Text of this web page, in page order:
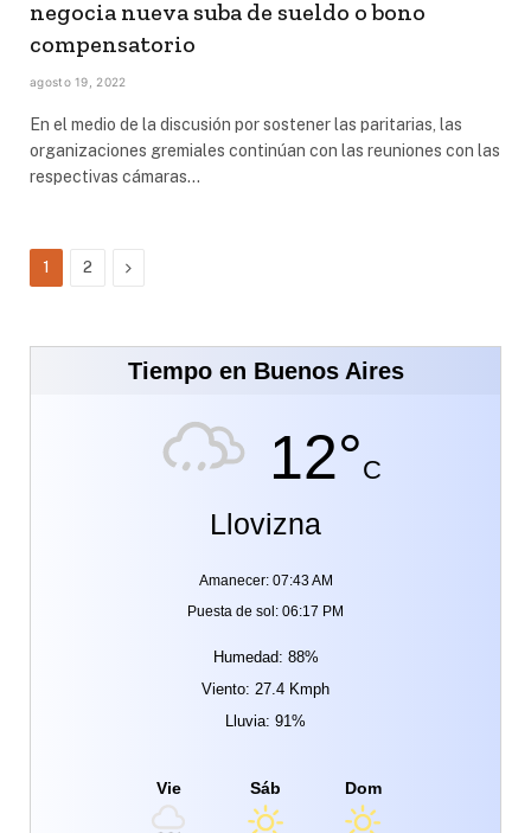
negocia nueva suba de sueldo o bono
compensatorio
agosto 19, 2022
En el medio de la discusión por sostener las paritarias, las
organizaciones gremiales continúan con las reuniones con las
respectivas cámaras…
1 2 Siguiente
Tiempo en Buenos Aires
12°C
Llovizna
Amanecer: 07:43 AM
Puesta de sol: 06:17 PM
Humedad: 88%
Viento: 27.4 Kmph
Lluvia: 91%
Vie Sáb Dom